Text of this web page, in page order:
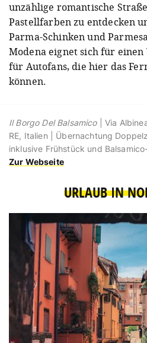
unzählige romantische
Pastellfarben zu entdecken
Parma-Schinken und
Modena eignet sich für
für Autofans, die hier das
können.
Il Borgo Del Balsamico| Via
RE, Italien | Übernachtung
inklusive Frühstück und
Zur Webseite
URLAUB IN